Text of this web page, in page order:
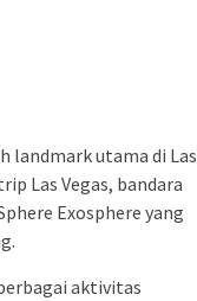
landmark utama di Las
Las Vegas, bandara
Exosphere yang
aktivitas